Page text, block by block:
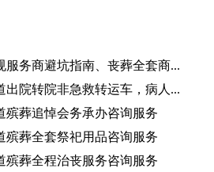
服务商避坑指南、丧葬全套商...
出院转院非急救转运车，病人...
殡葬追悼会务承办咨询服务
殡葬全套祭祀用品咨询服务
殡葬全程治丧服务咨询服务